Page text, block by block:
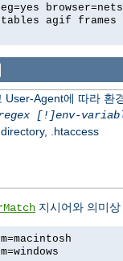
tables agif
User-Agent에 따라 환
[!]env-
.htaccess
지시어와 의미